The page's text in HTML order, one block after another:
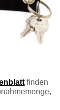
finden